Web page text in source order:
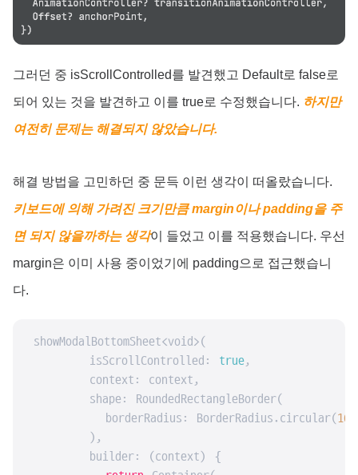
그러던 중 isScrollControlled를 발견했고 Default로 false로
되어 있는 것을 발견하고 이를 true로 수정했습니다. 하지만
여전히 문제는 해결되지 않았습니다.
해결 방법을 고민하던 중 문득 이런 생각이 떠올랐습니다.
키보드에 의해 가려진 크기만큼 margin이나 padding을 주
면 되지 않을까하는 생각이 들었고 이를 적용했습니다. 우선
margin은 이미 사용 중이었기에 padding으로 접근했습니
다.
showModalBottomSheet<void>(
        isScrollControlled:
true,
        context: context,
        shape: RoundedRectangleBorder(
          borderRadius: BorderRadius.circular(
16
        ),
        builder: (context) {